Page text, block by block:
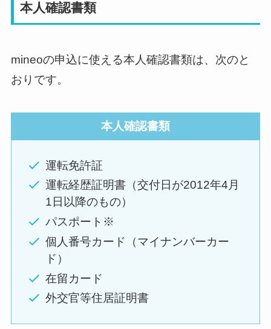
本人確認書類
mineoの申込に使える本人確認書類は、次のと
おりです。
本人確認書類
運転免許証
運転経歴証明書（交付日が2012年4月
1日以降のもの）
パスポート※
個人番号カード（マイナンバーカー
ド）
在留カード
外交官等住居証明書